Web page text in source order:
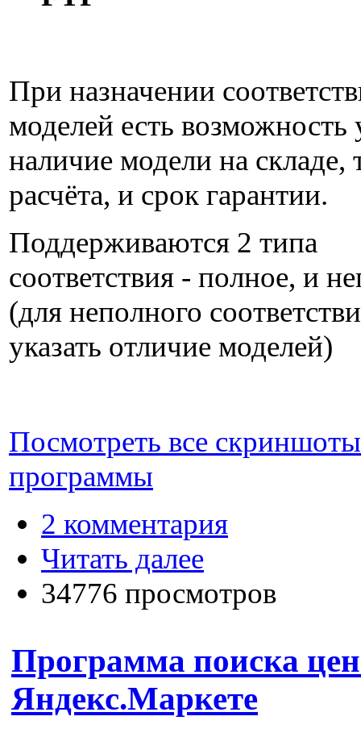
При назначении
моделей есть возможность
наличие модели на складе,
расчёта, и срок гарантии.
Поддерживаются 2 типа
соответствия - полное, и
(для неполного
указать отличие моделей)
Посмотреть все скриншоты
программы
2 комментария
Читать далее
34776 просмотров
Программа поиска
Яндекс.Маркете